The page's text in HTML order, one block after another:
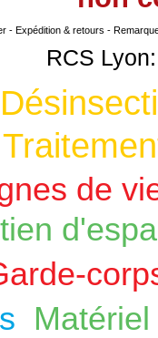
- Expédition & retours -
RCS
de